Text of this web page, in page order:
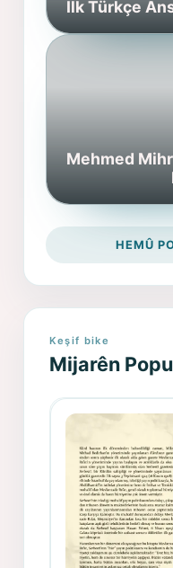
İlk Türkçe
Mehmed
HEMÛ
Keşif bike
Mijarên